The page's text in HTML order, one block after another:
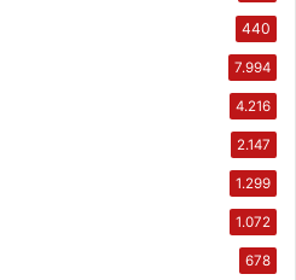
440
7.994
4.216
2.147
1.299
1.072
678